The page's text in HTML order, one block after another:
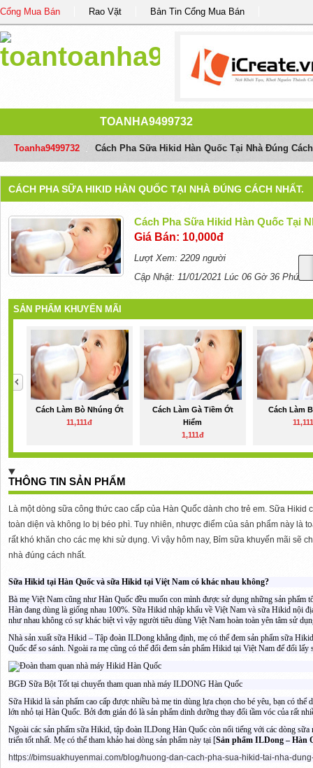
Cổng Mua Bán Rao Vặt Bản Tin Cổng Mua Bán
TOANHA9499732
Toanha9499732 Cách Pha Sữa Hikid Hàn Quốc Tại Nhà Đúng
CÁCH PHA SỮA HIKID HÀN QUỐC TẠI NHÀ ĐÚNG CÁCH NHẤT.
Cách Pha Sữa Hikid Hàn Quốc Tại
Giá Bán: 10,000đ
Lượt Xem: 2209 người
Cập Nhật: 11/01/2021 Lúc 06 Gờ 36 Phút
SẢN PHẨM KHUYẾN MÃI
Cách Làm Bò Nhúng Ớt
11,111đ
Cách Làm Gà Tiềm Ớt
Hiểm
1,111đ
Cách Làm
THÔNG TIN SẢN PHẨM
Là một dòng sữa công thức cao cấp của Hàn Quốc dành cho trẻ em. Sữa
toàn diện và không lo bị béo phì. Tuy nhiên, nhược điểm của sản phẩm này là
rất khó khăn cho các mẹ khi sử dụng. Vì vậy hôm nay, Bỉm sữa khuyến mãi sẽ
nhà đúng cách nhất.
Sữa Hikid tại Hàn Quốc và sữa Hikid tại Việt Nam có khác nhau không?
Bà mẹ Việt Nam cũng như Hàn Quốc đều muốn con mình được sử dụng những sản phẩm
Hàn đang dùng là giống nhau 100%. Sữa Hikid nhập khẩu về Việt Nam và sữa Hikid nội
như nhau không có sự khác biệt vì vậy người tiêu dùng Việt Nam hoàn toàn yên tâm sử
Nhà sản xuất sữa Hikid – Tập đoàn ILDong khẳng định, mẹ có thể đem sản phẩm sữa
Quốc để so sánh. Ngoài ra mẹ cũng có thể đổi đem sản phẩm Hikid tại Việt Nam để đổi lấy
BGĐ Sữa Bột Tốt tại chuyến tham quan nhà máy ILDONG Hàn Quốc
Sữa Hikid là sản phẩm cao cấp được nhiều bà mẹ tin dùng lựa chọn cho bé yêu, bạn có thể
lớn nhỏ tại Hàn Quốc. Bởi đơn giản đó là sản phẩm dinh dưỡng thay đổi tầm vóc của rất
Ngoài các sản phẩm sữa Hikid, tập đoàn ILDong Hàn Quốc còn nổi tiếng với các dòng
triển tốt nhất. Mẹ có thể tham khảo hai dòng sản phẩm này tại [Sản phẩm ILDong – Hàn
https://bimsuakhuyenmai.com/blog/huong-dan-cach-pha-sua-hikid-tai-nha-